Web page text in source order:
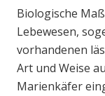
Biologische
Lebewesen,
vorhandenen
Art und Weise
Marienkäfer